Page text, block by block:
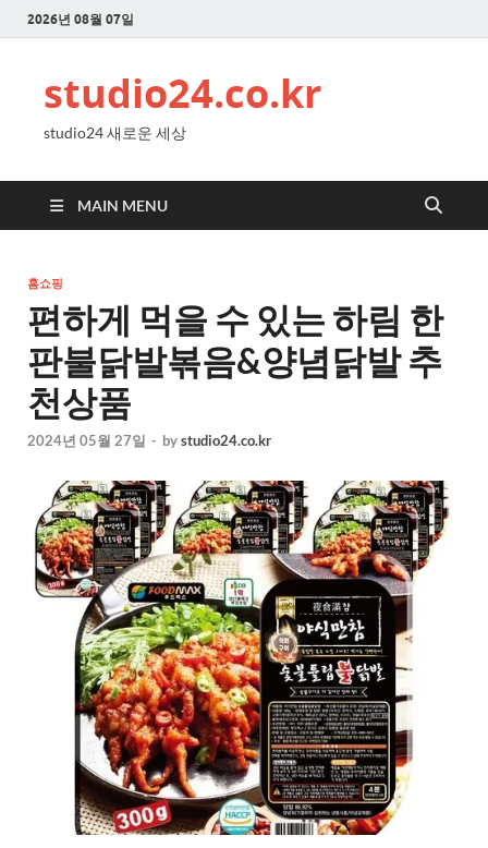
2026년 08월 07일
studio24.co.kr
studio24 새로운 세상
MAIN MENU
홈쇼핑
편하게 먹을 수 있는 하림 한
판불닭발볶음&양념닭발 추
천상품
2024년 05월 27일 - bystudio24.co.kr